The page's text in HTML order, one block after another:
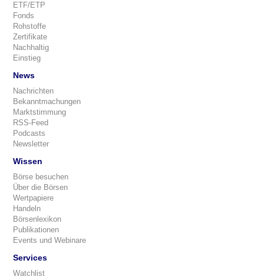
ETF/ETP
Fonds
Rohstoffe
Zertifikate
Nachhaltig
Einstieg
News
Nachrichten
Bekanntmachungen
Marktstimmung
RSS-Feed
Podcasts
Newsletter
Wissen
Börse besuchen
Über die Börsen
Wertpapiere
Handeln
Börsenlexikon
Publikationen
Events und Webinare
Services
Watchlist